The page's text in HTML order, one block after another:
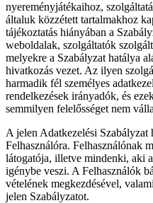
nyereményjátékaihoz,
általuk közzétett tartalmakhoz
tájékoztatás hiányában a
weboldalak, szolgáltatók
melyekre a Szabályzat hatálya
hivatkozás vezet. Az ilyen
harmadik fél személyes
rendelkezések irányadók, és
semmilyen felelősséget nem
A jelen Adatkezelési
Felhasználóra. Felhasználónak
látogatója, illetve mindenki, aki
igénybe veszi. A Felhasználók
vételének megkezdésével,
jelen Szabályzatot.